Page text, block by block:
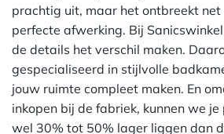
prachtig uit, maar het ontbreekt net
perfecte afwerking. Bij
de details het verschil maken.
gespecialiseerd in stijlvolle
jouw ruimte compleet maken. En
inkopen bij de fabriek, kunnen we
wel 30% tot 50% lager liggen dan